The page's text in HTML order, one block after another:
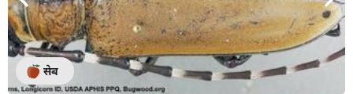
सेब